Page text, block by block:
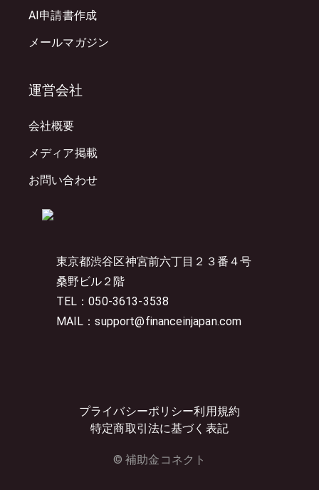
東京都渋谷区神宮前六丁目２３番４号
桑野ビル２階
TEL：050-3613-3538
MAIL：support@financeinjapan.com
プライバシーポリシー利用規約
特定商取引法に基づく表記
© 補助金コネクト
AI申請書作成
メールマガジン
運営会社
会社概要
メディア掲載
お問い合わせ